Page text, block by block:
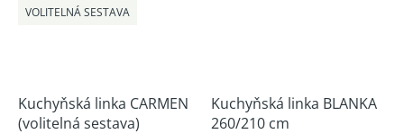
VOLITELNÁ SESTAVA
Kuchyňská linka CARMEN
(volitelná sestava)
Kuchyňská linka BLANKA
260/210 cm